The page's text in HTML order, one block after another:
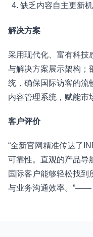
缺乏内容自主更新
解决方案
采用现代化、富有科技
与解决方案展示架构；
统，确保国际访客的流
内容管理系统，赋能市
客户评价
“全新官网精准传达了
可靠性。直观的产品导
国际客户能够轻松找到
与业务沟通效率。”——